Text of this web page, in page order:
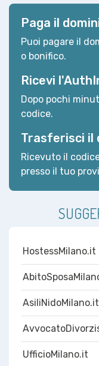
Paga il
Puoi pagare il
o bonifico.
Ricevi
Dopo pochi
codice.
Trasferisci il
Ricevuto il
presso il tuo
HostessMilano.it
AsiliNidoMilano.it
UfficioMilano.it